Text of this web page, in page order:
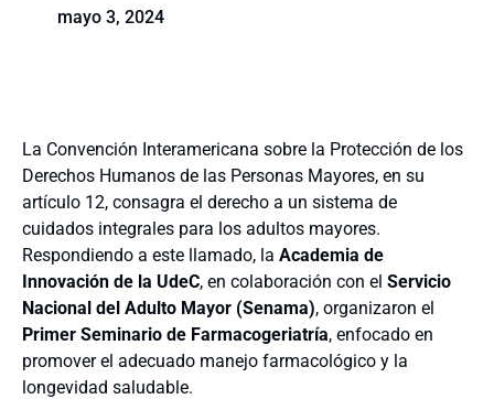
mayo 3, 2024
La Convención Interamericana sobre la Protección de los
Derechos Humanos de las Personas Mayores, en su
artículo 12, consagra el derecho a un sistema de
cuidados integrales para los adultos mayores.
Respondiendo a este llamado, la Academia de
Innovación de la UdeC, en colaboración con el Servicio
Nacional del Adulto Mayor (Senama), organizaron el
Primer Seminario de Farmacogeriatría, enfocado en
promover el adecuado manejo farmacológico y la
longevidad saludable.